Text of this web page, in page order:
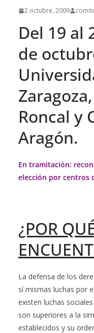
2 octubre, 2009
Del 19 al
de
Roncal y
Aragón.
En tramitación:
elección por centros
¿POR
La defensa de los
sí mismas luchas por
existen luchas
son superiores a la
establecidos y su